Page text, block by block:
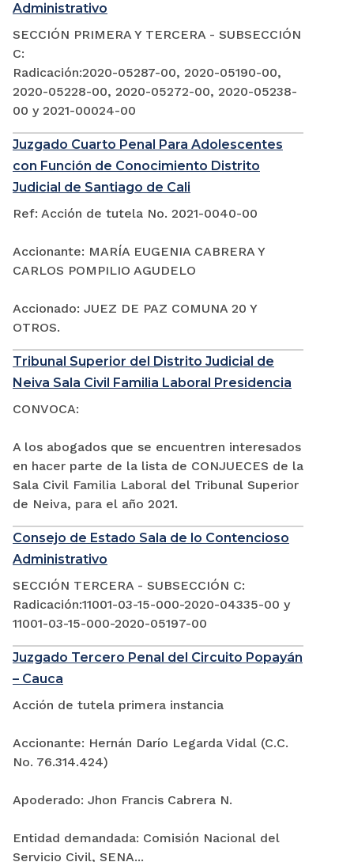
Administrativo
SECCIÓN PRIMERA Y TERCERA - SUBSECCIÓN
C:
Radicación:2020-05287-00, 2020-05190-00,
2020-05228-00, 2020-05272-00, 2020-05238-
00 y 2021-00024-00
Juzgado Cuarto Penal Para Adolescentes
con Función de Conocimiento Distrito
Judicial de Santiago de Cali
Ref: Acción de tutela No. 2021-0040-00
Accionante: MARÍA EUGENIA CABRERA Y
CARLOS POMPILIO AGUDELO
Accionado: JUEZ DE PAZ COMUNA 20 Y
OTROS.
Tribunal Superior del Distrito Judicial de
Neiva Sala Civil Familia Laboral Presidencia
CONVOCA:
A los abogados que se encuentren interesados
en hacer parte de la lista de CONJUECES de la
Sala Civil Familia Laboral del Tribunal Superior
de Neiva, para el año 2021.
Consejo de Estado Sala de lo Contencioso
Administrativo
SECCIÓN TERCERA - SUBSECCIÓN C:
Radicación:11001-03-15-000-2020-04335-00 y
11001-03-15-000-2020-05197-00
Juzgado Tercero Penal del Circuito Popayán
– Cauca
Acción de tutela primera instancia
Accionante: Hernán Darío Legarda Vidal (C.C.
No. 76.314.424)
Apoderado: Jhon Francis Cabrera N.
Entidad demandada: Comisión Nacional del
Servicio Civil, SENA...